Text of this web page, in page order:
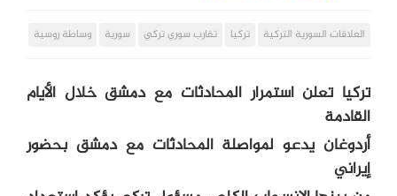
العلاقات السورية التركية تركيا تقارب سوري تركي سورية وساطة روسية
تركيا تعلن استمرار المحادثات مع دمشق خلال الأيام
القادمة
أردوغان يدعو لمواصلة المحادثات مع دمشق بحضور
إيراني